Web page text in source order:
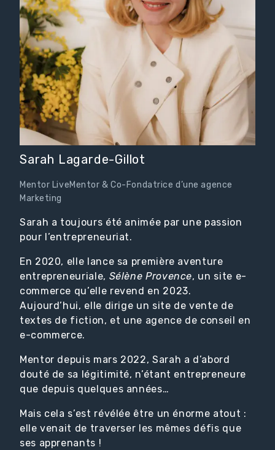
Sarah Lagarde-Gillot
Mentor LiveMentor & Co-Fondatrice d’une agence
Marketing
Sarah a toujours été animée par une passion
pour l’entrepreneuriat.
En 2020, elle lance sa première aventure
entrepreneuriale, Sélène Provence, un site e-
commerce qu’elle revend en 2023.
Aujourd’hui, elle dirige un site de vente de
textes de fiction, et une agence de conseil en
e-commerce.
Mentor depuis mars 2022, Sarah a d’abord
douté de sa légitimité, n’étant entrepreneure
que depuis quelques années…
Mais cela s’est révélée être un énorme atout :
elle venait de traverser les mêmes défis que
ses apprenants !